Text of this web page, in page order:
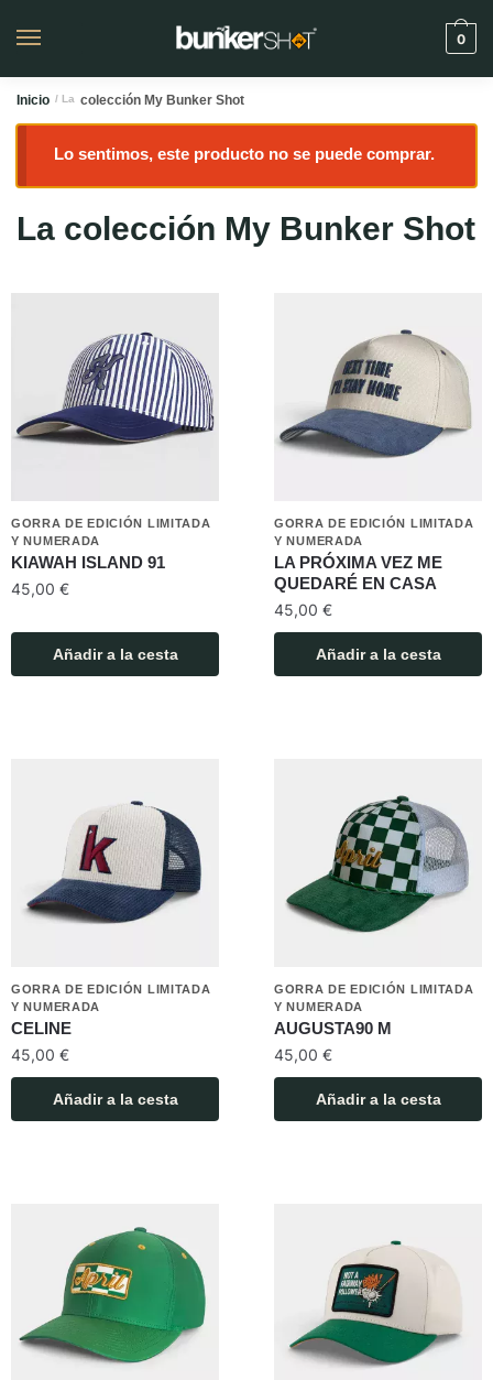
0
Inicio / La colección My Bunker Shot
Lo sentimos, este producto no se puede comprar.
La colección My Bunker Shot
GORRA DE EDICIÓN LIMITADA
Y NUMERADA
KIAWAH ISLAND 91
45,00 €
Añadir a la cesta
GORRA DE EDICIÓN LIMITADA
Y NUMERADA
LA PRÓXIMA VEZ ME
QUEDARÉ EN CASA
45,00 €
Añadir a la cesta
GORRA DE EDICIÓN LIMITADA
Y NUMERADA
CELINE
45,00 €
Añadir a la cesta
GORRA DE EDICIÓN LIMITADA
Y NUMERADA
AUGUSTA90 M
45,00 €
Añadir a la cesta